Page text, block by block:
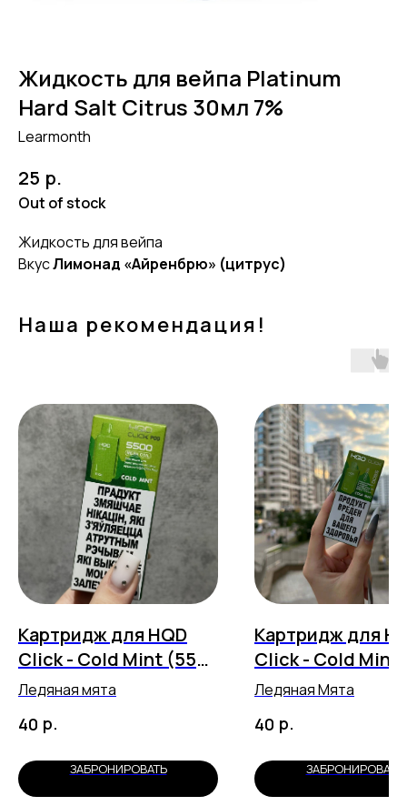
Жидкость для вейпа Platinum
Hard Salt Citrus 30мл 7%
Learmonth
25 р.
Out of stock
Жидкость для вейпа
ВкусЛимонад «Айренбрю» (цитрус)
Наша рекомендация!
Картридж для HQD
Click - Cold Mint (5500
затяжек)
Ледяная мята
40 р.
ЗАБРОНИРОВАТЬ
Картридж для
Click - Cold Mint
затяжек)
Ледяная Мята
40 р.
ЗАБРОНИРОВАТЬ